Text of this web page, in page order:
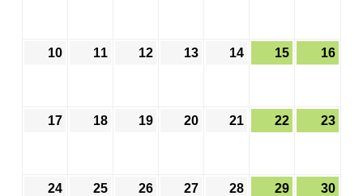
10 11 12 13 14 15 16
17 18 19 20 21 22 23
24 25 26 27 28 29 30